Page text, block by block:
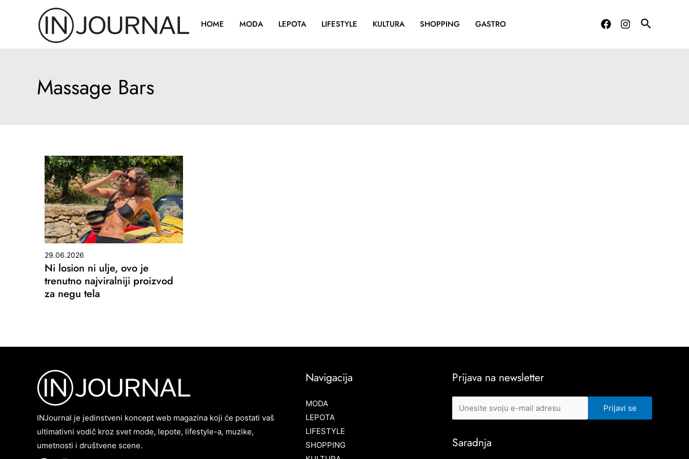
HOME MODA LEPOTA LIFESTYLE KULTURA SHOPPING GASTRO
Massage Bars
29.06.2026
Ni losion ni ulje, ovo je
trenutno najviralniji proizvod
za negu tela
INJournal je jedinstveni koncept web magazina koji će postati vaš
ultimativni vodič kroz svet mode, lepote, lifestyle-a, muzike,
umetnosti i društvene scene.
Navigacija
MODA
LEPOTA
LIFESTYLE
SHOPPING
Prijava na newsletter
Saradnja